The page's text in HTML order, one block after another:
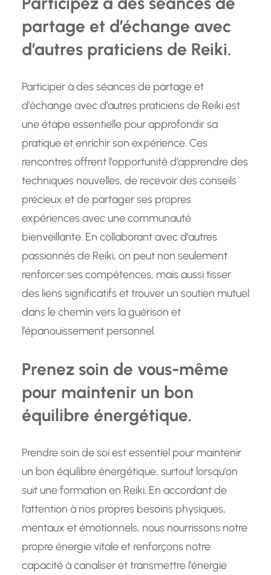
partage et d’échange avec
d’autres praticiens de Reiki.
Participer à des séances de partage et
d’échange avec d’autres praticiens de Reiki est
une étape essentielle pour approfondir sa
pratique et enrichir son expérience. Ces
rencontres offrent l’opportunité d’apprendre des
techniques nouvelles, de recevoir des conseils
précieux et de partager ses propres
expériences avec une communauté
bienveillante. En collaborant avec d’autres
passionnés de Reiki, on peut non seulement
renforcer ses compétences, mais aussi tisser
des liens significatifs et trouver un soutien mutuel
dans le chemin vers la guérison et
l’épanouissement personnel.
Prenez soin de vous-même
pour maintenir un bon
équilibre énergétique.
Prendre soin de soi est essentiel pour maintenir
un bon équilibre énergétique, surtout lorsqu’on
suit une formation en Reiki. En accordant de
l’attention à nos propres besoins physiques,
mentaux et émotionnels, nous nourrissons notre
propre énergie vitale et renforçons notre
capacité à canaliser et transmettre l’énergie